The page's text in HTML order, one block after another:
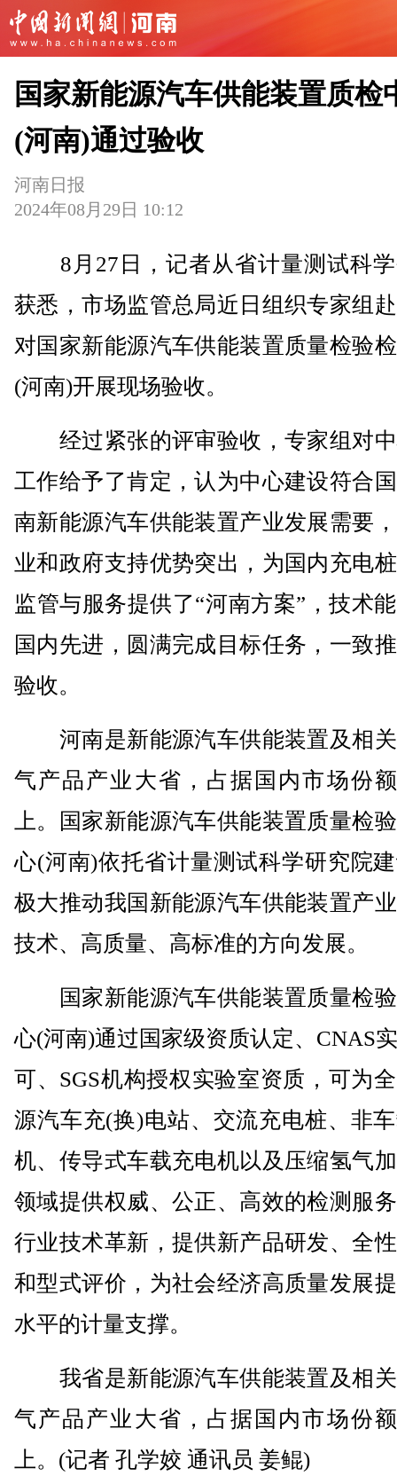
国家新能源汽车供能装置质检
(河南)通过验收
河南日报
2024年08月29日 10:12
8月27日，记者从省计量测试科学
获悉，市场监管总局近日组织专家组
对国家新能源汽车供能装置质量检验
(河南)开展现场验收。
经过紧张的评审验收，专家组对
工作给予了肯定，认为中心建设符合
南新能源汽车供能装置产业发展需要
业和政府支持优势突出，为国内充电
监管与服务提供了“河南方案”，技术
国内先进，圆满完成目标任务，一致
验收。
河南是新能源汽车供能装置及相
气产品产业大省，占据国内市场份
上。国家新能源汽车供能装置质量检
心(河南)依托省计量测试科学研究院
极大推动我国新能源汽车供能装置产
技术、高质量、高标准的方向发展。
国家新能源汽车供能装置质量检
心(河南)通过国家级资质认定、CNAS
可、SGS机构授权实验室资质，可为
源汽车充(换)电站、交流充电桩、非
机、传导式车载充电机以及压缩氢气
领域提供权威、公正、高效的检测服
行业技术革新，提供新产品研发、全
和型式评价，为社会经济高质量发展
水平的计量支撑。
我省是新能源汽车供能装置及相
气产品产业大省，占据国内市场份
上。(记者 孔学姣 通讯员 姜鲲)